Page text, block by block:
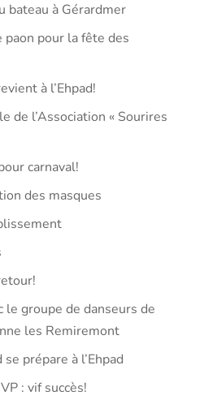
bateau à Gérardmer
pour la fête des
à l’Ehpad!
de l’Association « Sourires
carnaval!
des masques
le groupe de danseurs de
les Remiremont
prépare à l’Ehpad
: vif succès!